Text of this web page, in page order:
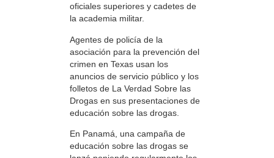
oficiales superiores y cadetes de
la academia militar.
Agentes de policía de la
asociación para la prevención del
crimen en Texas usan los
anuncios de servicio público y los
folletos de La Verdad Sobre las
Drogas en sus presentaciones de
educación sobre las drogas.
En Panamá, una campaña de
educación sobre las drogas se